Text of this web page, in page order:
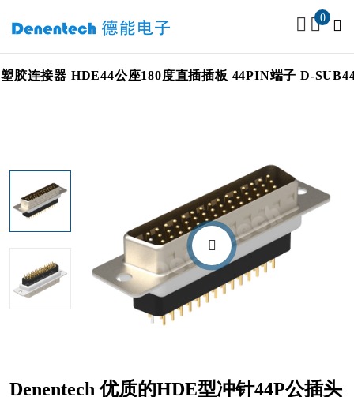
0
HDE44公座180度直插插板 44PIN端子 D-SUB44P公座插
Denentech 优质的HDE型冲针44P公插头